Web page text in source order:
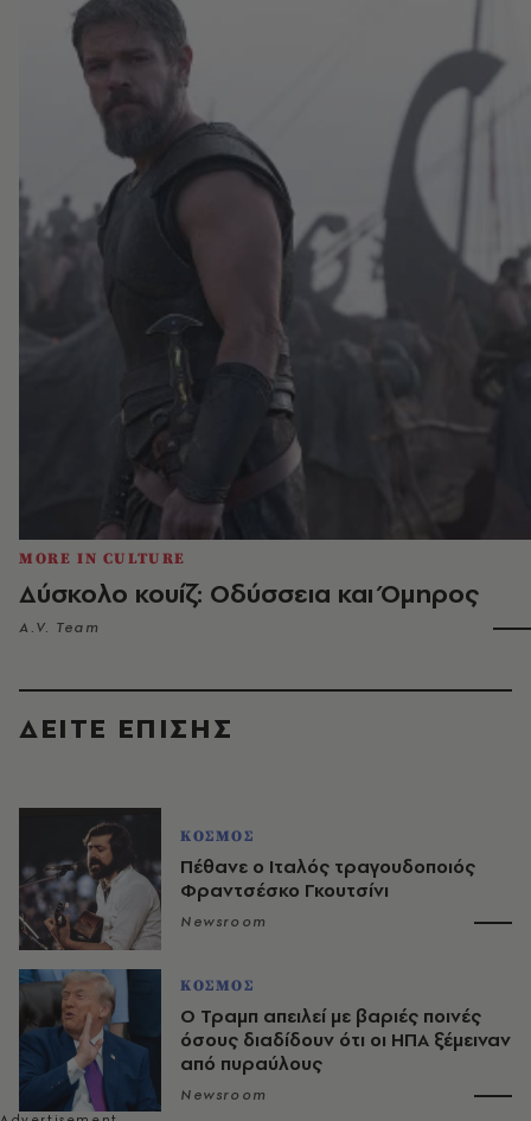
MORE IN CULTURE
Δύσκολο κουίζ: Οδύσσεια και Όμηρος
A.V. Team
ΔΕΙΤΕ ΕΠΙΣΗΣ
ΚΟΣΜΟΣ
Πέθανε ο Ιταλός τραγουδοποιός
Φραντσέσκο Γκουτσίνι
Newsroom
ΚΟΣΜΟΣ
O Τραμπ απειλεί με βαριές ποινές
όσους διαδίδουν ότι οι ΗΠΑ ξέμειναν
από πυραύλους
Newsroom